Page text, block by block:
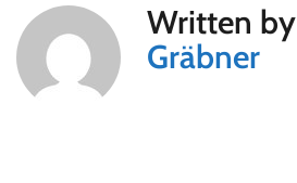
Written by
Gräbner